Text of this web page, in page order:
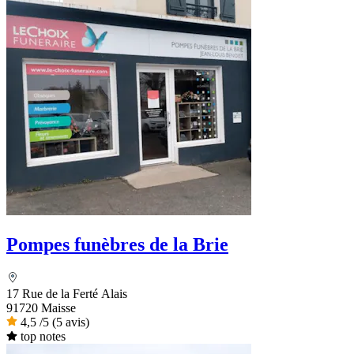
Pompes funèbres de la Brie
17 Rue de la Ferté Alais
91720 Maisse
4,5 /5 (5 avis)
top notes